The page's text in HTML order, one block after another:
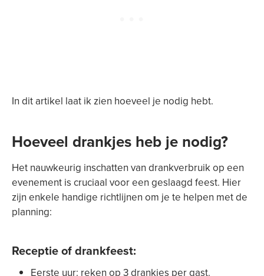
In dit artikel laat ik zien hoeveel je nodig hebt.
Hoeveel drankjes heb je nodig?
Het nauwkeurig inschatten van drankverbruik op een
evenement is cruciaal voor een geslaagd feest. Hier
zijn enkele handige richtlijnen om je te helpen met de
planning:
Receptie of drankfeest:
Eerste uur: reken op 3 drankjes per gast.